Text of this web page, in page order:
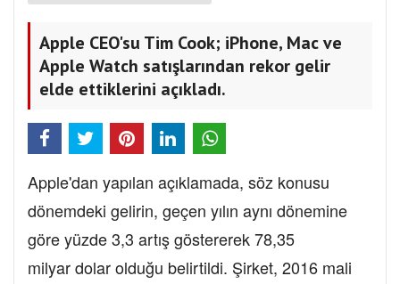
Apple CEO'su Tim Cook; iPhone, Mac ve
Apple Watch satışlarından rekor gelir
elde ettiklerini açıkladı.
Apple'dan yapılan açıklamada, söz konusu
dönemdeki gelirin, geçen yılın aynı dönemine
göre yüzde 3,3 artış göstererek 78,35
milyar dolar olduğu belirtildi. Şirket, 2016 mali